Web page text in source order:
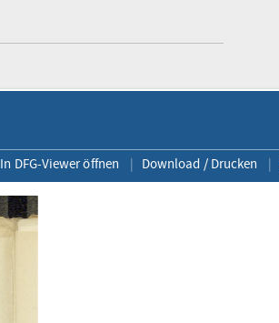
In DFG-Viewer öffnen Download / Drucken